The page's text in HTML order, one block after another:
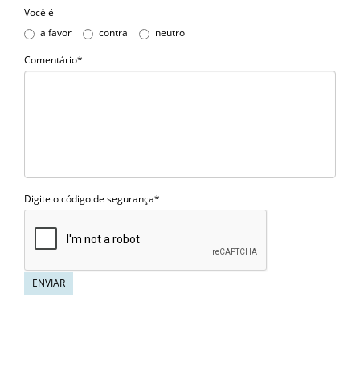
Você é
a favor
contra neutro
Comentário*
Digite o código de segurança*
ENVIAR